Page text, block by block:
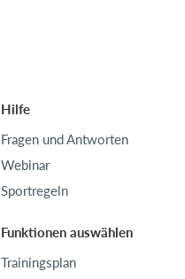
Hilfe
Fragen und Antworten
Webinar
Sportregeln
Funktionen auswählen
Trainingsplan